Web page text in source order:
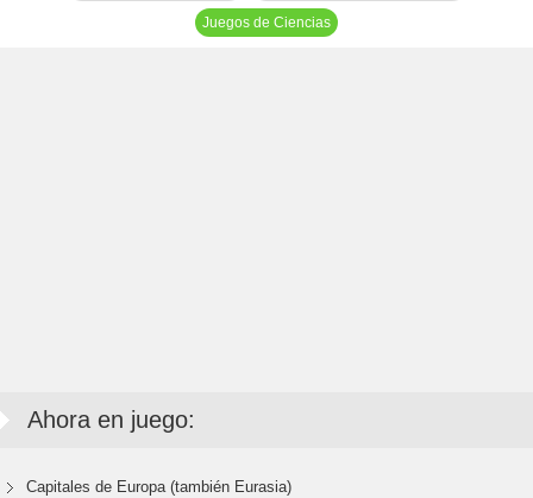
Juegos de Ciencias
Ahora en juego:
Capitales de Europa (también Eurasia)